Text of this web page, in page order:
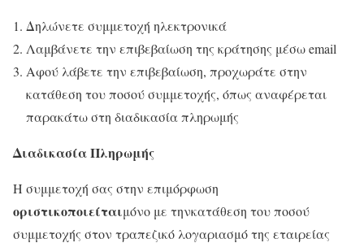
Δηλώνετε συμμετοχή ηλεκτρονικά
Λαμβάνετε την επιβεβαίωση της κράτησης μέσω email
Αφού λάβετε την επιβεβαίωση, προχωράτε στην
κατάθεση του ποσού συμμετοχής, όπως αναφέρεται
παρακάτω στη διαδικασία πληρωμής
Διαδικασία Πληρωμής
Η συμμετοχή σας στην επιμόρφωση
οριστικοποιείταιμόνο με τηνκατάθεση του ποσού
συμμετοχής στον τραπεζικό λογαριασμό της εταιρείας